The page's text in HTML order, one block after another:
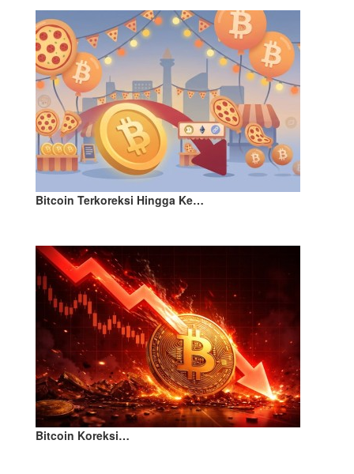
Bitcoin Terkoreksi Hingga Ke…
Bitcoin Koreksi…